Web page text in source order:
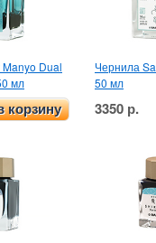
Dual
мл
корзину
Чернила
50 мл
3350 р.